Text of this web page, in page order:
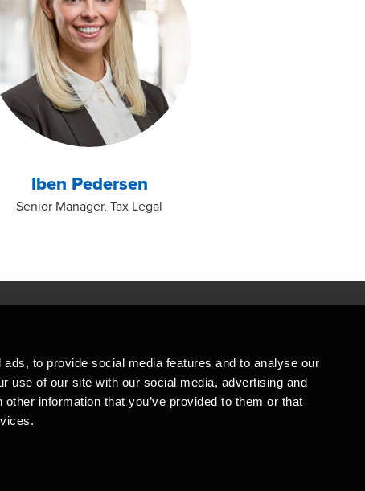
to provide social media features and to analyse our
use of our site with our social media, advertising and
information that you’ve provided to them or that
Iben Pedersen
Senior Manager, Tax Legal
Mennesker, der hjælper
Vi mener, at enestående rådgivning begynder med at
Copyright © 2026 BDO Statsautoriseret
er medlem af BDO International Limited - et UK-baseret
BDO-netværk bestående af uafhængige medlemsfirmaer.
medlemsfirmaerne. BDO i Danmark beskæftiger mere end